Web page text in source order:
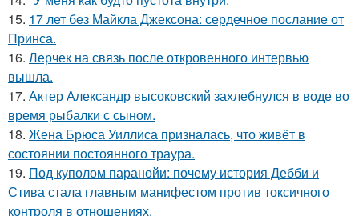
15. 17 лет без Майкла Джексона: сердечное послание от
Принса.
16. Лерчек на связь после откровенного интервью
вышла.
17. Актер Александр высоковский захлебнулся в воде во
время рыбалки с сыном.
18. Жена Брюса Уиллиса призналась, что живёт в
состоянии постоянного траура.
19. Под куполом паранойи: почему история Дебби и
Стива стала главным манифестом против токсичного
контроля в отношениях.